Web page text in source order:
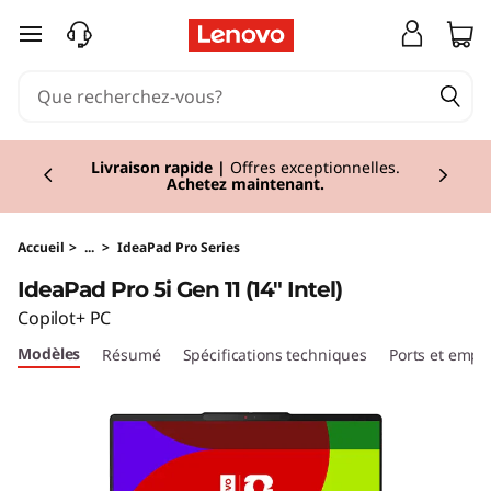
P
a
d
P
passer au contenu principal
Réduction I Economisez jusqu'à 43% de
réduction sur les PC sélectionnés.Acheter
maintenant
Accueil > ... > IdeaPad Pro Series
IdeaPad Pro 5i Gen 11 (14" Intel)
Copilot+ PC
Modèles Résumé Spécifications techniques Ports et